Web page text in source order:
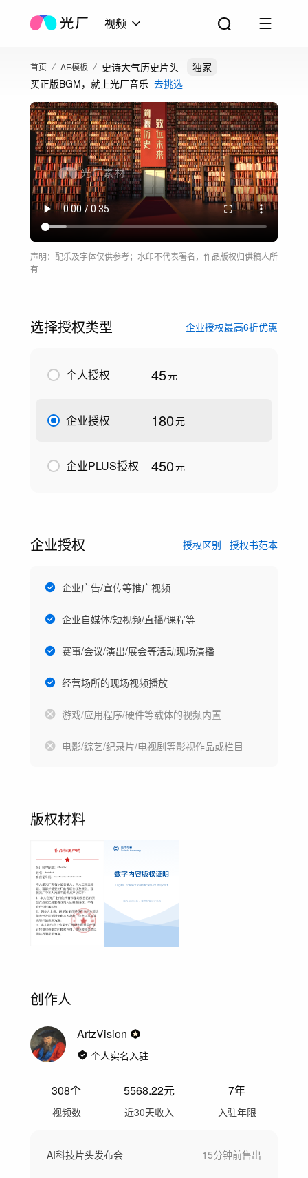
视频
首页 AE模板 史诗大气历史片头
独家
买正版BGM，就上光厂音乐 去挑选
声明：配乐及字体仅供参考；水印不代表署名，作品版权归供稿人所
有
选择授权类型 企业授权最高6折优惠
个人授权 45元
企业授权 180元
企业PLUS授权 450元
企业授权 授权区别 授权书范本
企业广告/宣传等推广视频
企业自媒体/短视频/直播/课程等
赛事/会议/演出/展会等活动现场演播
经营场所的现场视频播放
游戏/应用程序/硬件等载体的视频内置
电影/综艺/纪录片/电视剧等影视作品或栏目
版权材料
创作人
ArtzVision
个人实名入驻
308个
视频数
5568.22元
近30天收入
7年
入驻年限
AI科技片头发布会 15分钟前售出